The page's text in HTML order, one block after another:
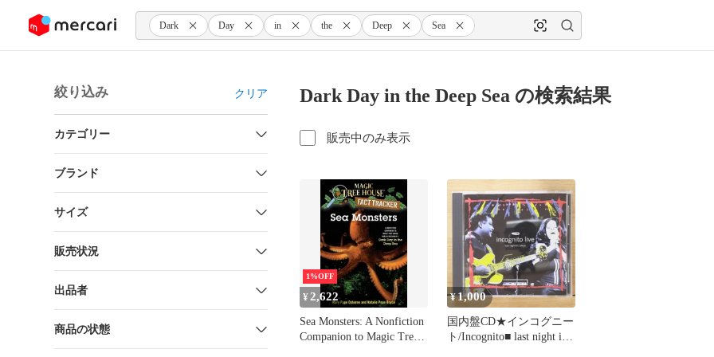
ツにスキップ Dark Day in the Deep Sea
絞り込み クリア
カテゴリー
ブランド
サイズ
販売状況
出品者
商品の状態
Dark Day in the Deep Sea の検索結果
販売中のみ表示
1%OFF
¥ 2,622
Sea Monsters: A Nonfiction
Companion to Magic Tree
¥1,000
国内盤CD★インコグニー
ト/Incognito■ last night in